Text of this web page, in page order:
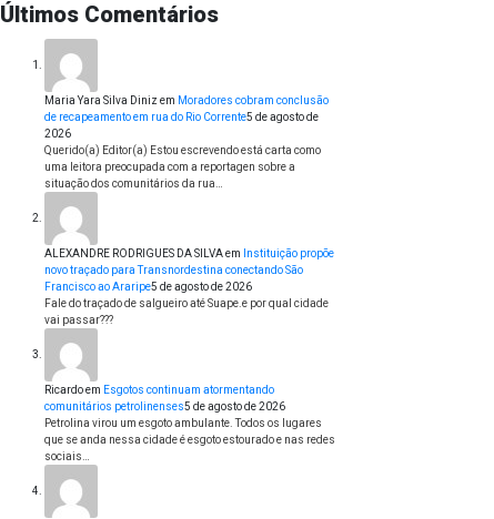
Últimos Comentários
Maria Yara Silva Dinizem Moradores cobram conclusão
de recapeamento em rua do Rio Corrente5 de agosto de
2026
Querido(a) Editor(a) Estou escrevendo está carta como
uma leitora preocupada com a reportagen sobre a
situação dos comunitários da rua…
ALEXANDRE RODRIGUES DA SILVAem
Instituição propõe
novo traçado para Transnordestina conectando São
Francisco ao Araripe5 de agosto de 2026
Fale do traçado de salgueiro até Suape.e por qual cidade
vai passar???
Ricardoem Esgotos continuam atormentando
comunitários petrolinenses5 de agosto de 2026
Petrolina virou um esgoto ambulante. Todos os lugares
que se anda nessa cidade é esgoto estourado e nas redes
sociais…